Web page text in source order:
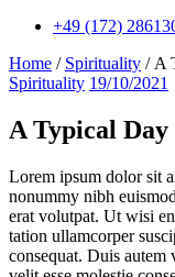
+49 (172)
Home / Spirituality / A
Categories
Spirituality 19/10/2021
A Typical
Lorem ipsum dolor sit
nonummy nibh
erat volutpat. Ut wisi
tation ullamcorper
consequat. Duis